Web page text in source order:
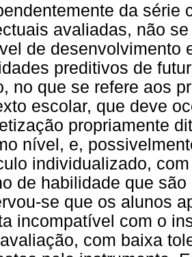
da série
avaliadas, não
de desenvolvimento
preditivos de
no que se refere aos
escolar, que deve
propriamente
nível, e,
individualizado,
de habilidade que
se que os alunos
incompatível com o
com baixa